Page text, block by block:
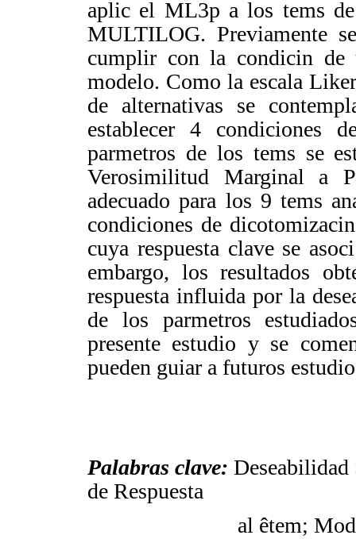
aplic el ML3p a los tems
MULTILOG. Previamente
cumplir con la condicin de
modelo. Como la escala
de alternativas se
establecer 4 condiciones
parmetros de los tems se
Verosimilitud Marginal a
adecuado para los 9 tems
condiciones de
cuya respuesta clave se
embargo, los resultados
respuesta influida por la
de los parmetros
presente estudio y se
pueden guiar a futuros
Palabras clave:
de Respuesta
al êtem;